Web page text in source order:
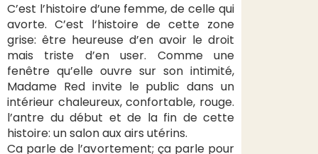
C’est l’histoire d’une femme, de celle qui
avorte. C’est l‘histoire de cette zone
grise: être heureuse d’en avoir le droit
mais triste d’en user. Comme une
fenêtre qu’elle ouvre sur son intimité,
Madame Red invite le public dans un
intérieur chaleureux, confortable, rouge.
l’antre du début et de la fin de cette
histoire: un salon aux airs utérins.
Ca parle de l’avortement; ça parle pour